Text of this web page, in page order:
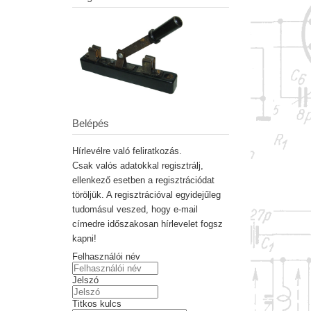
Belépés
Hírlevélre való feliratkozás.
Csak valós adatokkal regisztrálj,
ellenkező esetben a regisztrációdat
töröljük. A regisztrációval egyidejűleg
tudomásul veszed, hogy e-mail
címedre időszakosan hírlevelet fogsz
kapni!
Felhasználói név
Jelszó
Titkos kulcs